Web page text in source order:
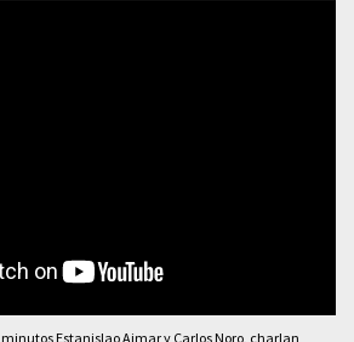
minutos Estanislao Aimar y Carlos Noro, charlan